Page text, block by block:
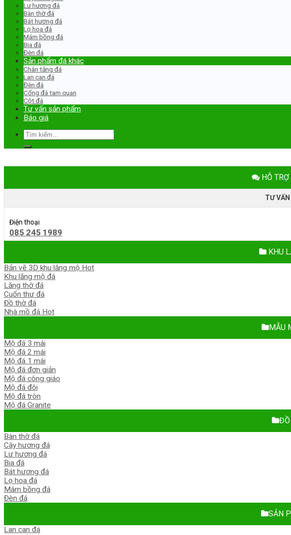
Lư hương đá
Bàn thờ đá
Bát hương đá
Lọ hoa đá
Mâm bồng đá
Bia đá
Đèn đá
Sản phẩm đá khác
Chân tảng đá
Lan can đá
Đèn đá
Cổng đá tam quan
Cột đá
Tư vấn sản phẩm
Báo giá
Tìm
kiếm:
HỖ
TƯ
Điện thoại
085 245 1989
KHU
Bản vẽ 3D khu lăng mộ
Khu lăng mộ đá
Lăng thờ đá
Cuốn thư đá
Đồ thờ đá
Nhà mồ đá
MẪU
Mộ đá 3 mái
Mộ đá 2 mái
Mộ đá 1 mái
Mộ đá đơn giản
Mộ đá công giáo
Mộ đá đôi
Mộ đá tròn
Mộ đá Granite
ĐỒ
Bàn thờ đá
Cây hương đá
Lư hương đá
Bia đá
Bát hương đá
Lọ hoa đá
Mâm bồng đá
Đèn đá
SẢN
Lan can đá